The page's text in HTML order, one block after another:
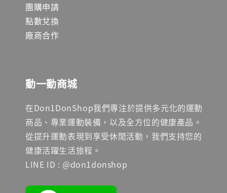
團購申請
點數兌換
廠商合作
動一動商城
在Don1DonShop我們專注於提供多元化的運動
商品、專業運動裝備，以及全方位的健康產品。
從提升運動表現到享受休閒活動，我們支持您的
健康活躍生活旅程。
LINE ID : @don1donshop